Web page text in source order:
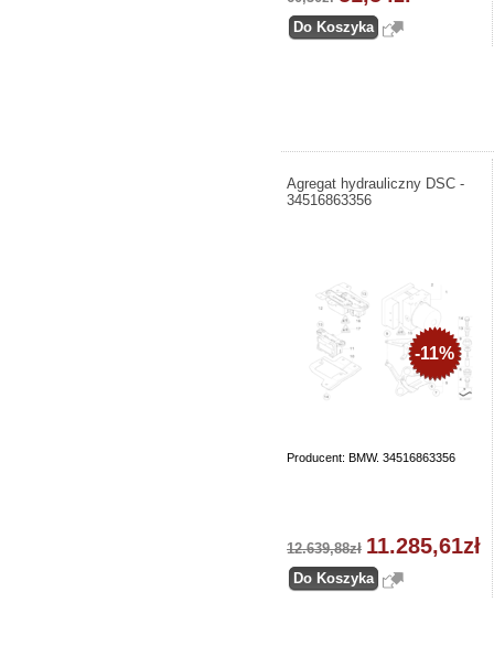
Agregat hydrauliczny DSC -
34516863356
Producent: BMW. 34516863356
-11%
12.639,88zł 11.285,61zł